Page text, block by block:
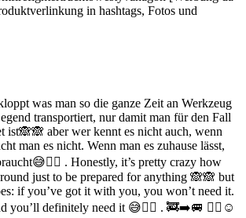
was man so die ganze Zeit an Werkzeug
transportiert, nur damit man für den Fall
ist🙈🙈 aber wer kennt es nicht auch, wenn
man es nicht. Wenn man es zuhause lässt,
. Honestly, it’s pretty crazy how
just to be prepared for anything 🙈🙈 but
if you’ve got it with you, you won’t need it.
you’ll definitely need it 😅✌🏻 . 🚒➡️🚐 ✌🏻☺️